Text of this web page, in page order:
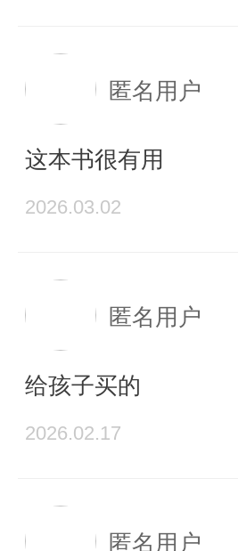
匿名用户
这本书很有用
2026.03.02
匿名用户
给孩子买的
2026.02.17
匿名用户